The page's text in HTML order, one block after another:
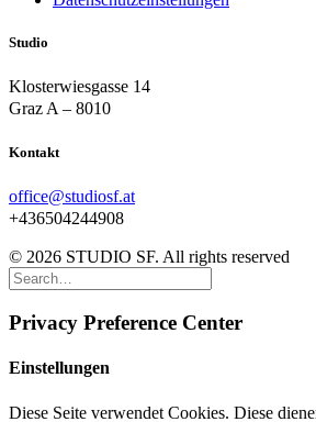
Studio
Klosterwiesgasse 14
Graz A – 8010
Kontakt
office@studiosf.at
+436504244908
© 2026 STUDIO SF. All rights reserved
Privacy Preference Center
Einstellungen
Diese Seite verwendet Cookies. Diese